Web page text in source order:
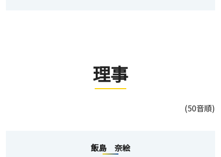
理事
(50音順)
飯島 奈絵